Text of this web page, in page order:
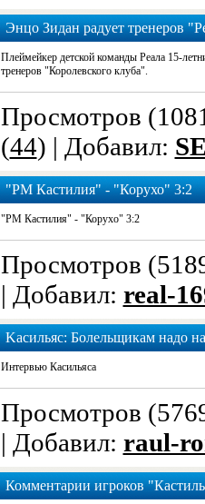
Энцо Зидан радует тренеров
Плеймейкер детской команды Реала 15-
тренеров "Королевского клуба".
Просмотров
(44) | Добавил:
"РМ Кастилия" - "Корухо" 3:2
"РМ Кастилия" - "Корухо" 3:2
Просмотров
| Добавил: real-
Kaсильяс: Болельщикам надо
Интервью Касильяса
Просмотров
| Добавил: raul-
Комментарии игроков